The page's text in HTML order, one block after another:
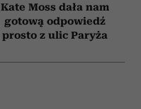
Kate Moss dała nam
gotową odpowiedź
prosto z ulic Paryża